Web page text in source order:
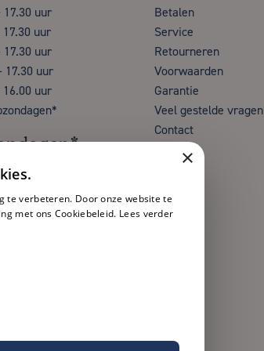
uur
uur
uur
17.30 uur
uur
Betalen
Service
Retourneren
Voorwaarden
Garantie
Veel gestelde vragen
Contact
×
te verbeteren. Door onze website te
met ons Cookiebeleid. Lees verder